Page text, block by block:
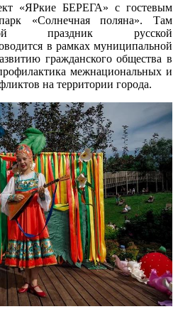
в
«ЯРкие БЕРЕГА» с гостевым
«Солнечная поляна». Там
праздник русской
в рамках муниципальной
гражданского общества в
межнациональных и
на территории города.​